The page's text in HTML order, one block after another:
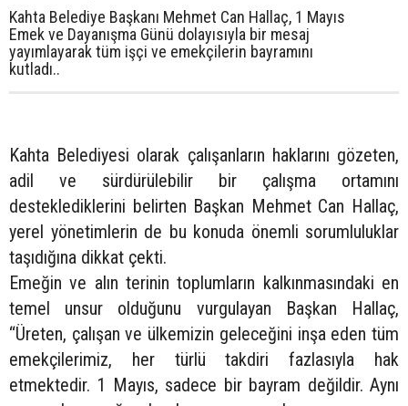
Kahta Belediye Başkanı Mehmet Can Hallaç, 1 Mayıs
Emek ve Dayanışma Günü dolayısıyla bir mesaj
yayımlayarak tüm işçi ve emekçilerin bayramını
kutladı..
Kahta Belediyesi olarak çalışanların haklarını gözeten,
adil ve sürdürülebilir bir çalışma ortamını
desteklediklerini belirten Başkan Mehmet Can Hallaç,
yerel yönetimlerin de bu konuda önemli sorumluluklar
taşıdığına dikkat çekti.
Emeğin ve alın terinin toplumların kalkınmasındaki en
temel unsur olduğunu vurgulayan Başkan Hallaç,
“Üreten, çalışan ve ülkemizin geleceğini inşa eden tüm
emekçilerimiz, her türlü takdiri fazlasıyla hak
etmektedir. 1 Mayıs, sadece bir bayram değildir. Aynı